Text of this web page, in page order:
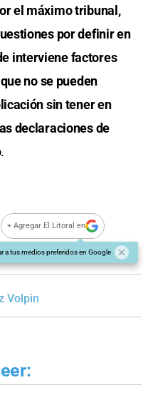
el máximo tribunal,
por definir en
interviene factores
no se pueden
sin tener en
declaraciones de
+ Agregar El Litoral en
a tus medios preferidos en Google
Volpin